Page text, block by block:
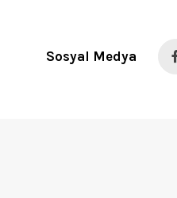
Sosyal Medya